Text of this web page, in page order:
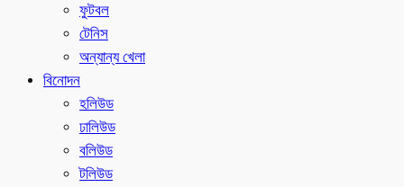
ফুটবল
টেনিস
অন্যান্য খেলা
বিনোদন
হলিউড
ঢালিউড
বলিউড
টলিউড